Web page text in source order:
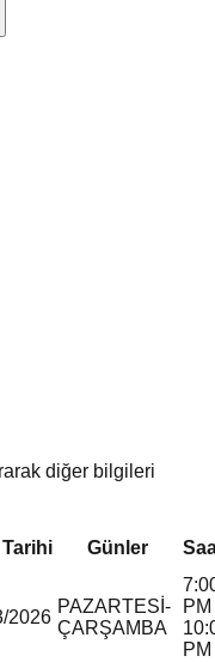
diğer bilgileri
Günler
2026
PAZARTESİ-
ÇARŞAMBA
PM
PM